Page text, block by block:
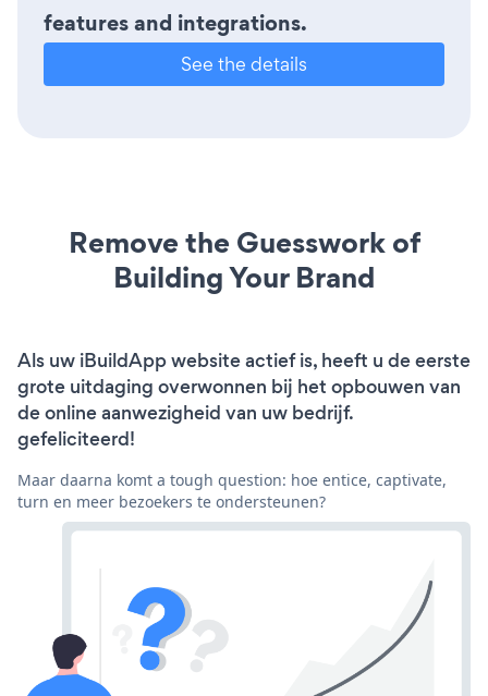
features and integrations.
See the details
Remove the Guesswork of
Building Your Brand
Als uw iBuildApp website actief is, heeft u de eerste
grote uitdaging overwonnen bij het opbouwen van
de online aanwezigheid van uw bedrijf.
gefeliciteerd!
Maar daarna komt a tough question: hoe entice, captivate,
turn en meer bezoekers te ondersteunen?